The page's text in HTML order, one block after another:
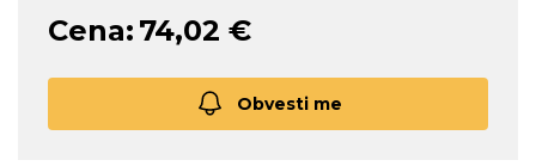
Cena: 74,02 €
Obvesti me